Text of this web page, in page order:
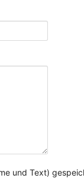
und Text)